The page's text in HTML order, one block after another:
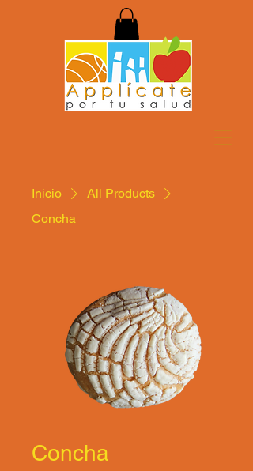
Inicio
All Products
Concha
Concha